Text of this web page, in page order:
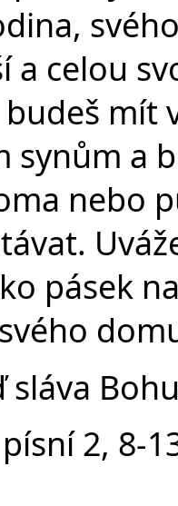
a celou
mít
synům a
nebo
pásek
sláva
2, 8-